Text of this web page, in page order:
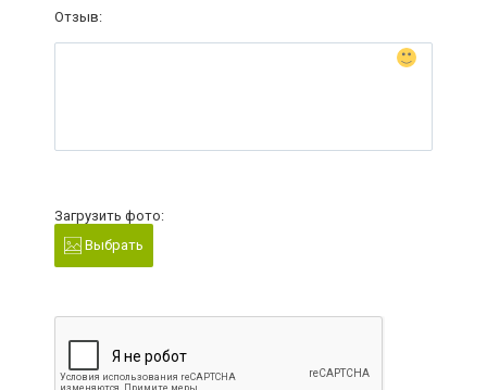
Отзыв:
Загрузить фото:
Выбрать